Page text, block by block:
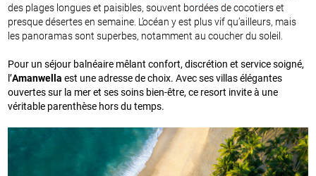
des plages longues et paisibles, souvent bordées de cocotiers et
presque désertes en semaine. L’océan y est plus vif qu’ailleurs, mais
les panoramas sont superbes, notamment au coucher du soleil.
Pour un séjour balnéaire mêlant confort, discrétion et service soigné,
l’Amanwellaest une adresse de choix. Avec ses villas élégantes
ouvertes sur la mer et ses soins bien-être, ce resort invite à une
véritable parenthèse hors du temps.